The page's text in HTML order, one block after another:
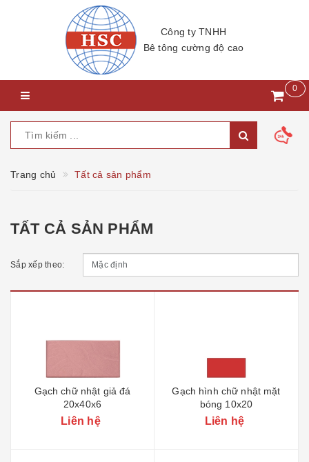
Công ty TNHH
Bê tông cường độ cao
0
Trang chủ Tất cả sản phẩm
TẤT CẢ SẢN PHẨM
Sắp xếp theo:
Gạch chữ nhật giả đá
20x40x6
Liên hệ
Gạch hình chữ nhật mặt
bóng 10x20
Liên hệ